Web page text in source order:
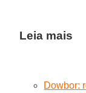
Leia mais
Dowbor: